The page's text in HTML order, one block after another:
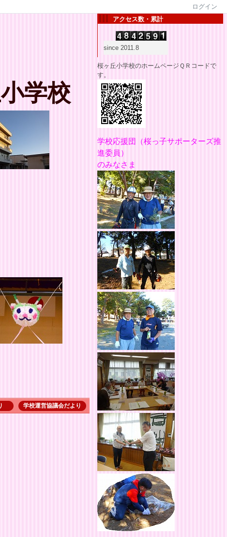
ログイン
学校
学校運営協議会だより
アクセス数・累計
since 2011.8
桜ヶ丘小学校のホームページＱＲコードで
す。
学校応援団
（桜っ子サポーターズ推
進委員）
のみなさま